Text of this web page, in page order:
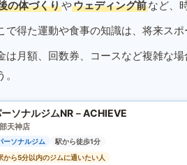
の体づくりやウェディング前など、
で得た運動や食事の知識は、将来ス
は月額、回数券、コースなど複雑な
。
ソナルジムNR－ACHIEVE
天神店
ーソナルジム
駅から徒歩1分
から5分以内のジムに通いたい人